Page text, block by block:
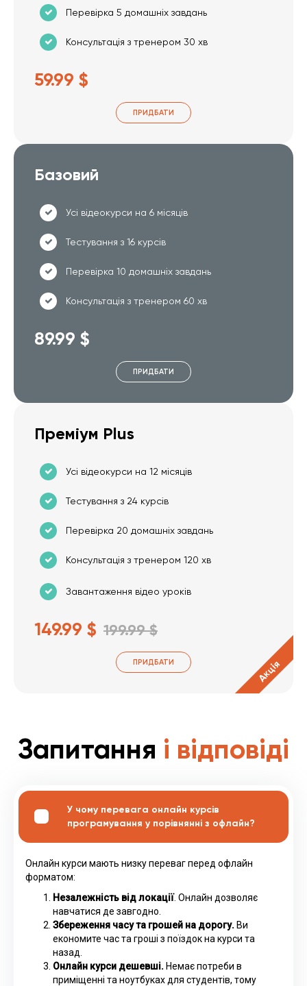
Перевірка 5 домашніх завдань
Консультація з тренером 30 хв
59.99 $
ПРИДБАТИ
Базовий
Усі відеокурси на 6 місяців
Тестування з 16 курсів
Перевірка 10 домашніх завдань
Консультація з тренером 60 хв
89.99 $
ПРИДБАТИ
Преміум Plus
Усі відеокурси на 12 місяців
Тестування з 24 курсів
Перевірка 20 домашніх завдань
Консультація з тренером 120 хв
Завантаження відео уроків
149.99 $ 199.99 $
ПРИДБАТИ Акція
Запитання і відповіді
У чому перевага онлайн курсів
програмування у порівнянні з офлайн?
Онлайн курси мають низку переваг перед офлайн
форматом:
Незалежність від локації. Онлайн дозволяє
навчатися де завгодно.
Збереження часу та грошей на дорогу. Ви
економите час та гроші з поїздок на курси та
назад.
Онлайн курси дешевші. Немає потреби в
приміщенні та ноутбуках для студентів, тому